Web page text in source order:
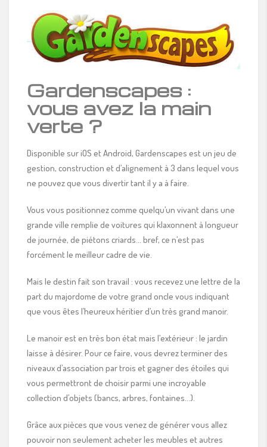
Gardenscapes :
vous avez la main
verte ?
Disponible sur iOS et Android, Gardenscapes est un jeu de
gestion, construction et d’alignement à 3 dans lequel vous
ne pouvez que vous divertir tant il y a à faire.
Vous vous positionnez comme quelqu’un vivant dans une
grande ville remplie de voitures qui klaxonnent à longueur
de journée, de piétons criards… bref, ce n’est pas
forcément le meilleur cadre de vie.
Mais le destin fait son travail : vous recevez une lettre de la
part du majordome de votre grand oncle vous indiquant
que vous êtes l’heureux héritier d’un très grand manoir.
Le manoir est en très bon état mais l’extérieur : le jardin
laisse à désirer. Pour ce faire, vous devrez terminer des
niveaux d’association par trois et gagner des étoiles qui
vous permettront de choisir parmi une incroyable
collection d’objets (bancs, arbres, fontaines…).
Grâce aux pièces que vous venez de générer vous allez
pouvoir non seulement acheter les meubles et autres